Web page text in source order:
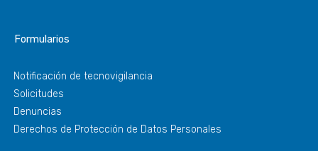
Formularios
Notificación de tecnovigilancia
Solicitudes
Denuncias
Derechos de Protección de Datos Personales